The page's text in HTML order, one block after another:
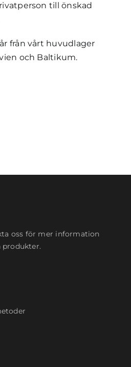
till önskad
från vårt huvudlager
och Baltikum.
oss för mer information
produkter.